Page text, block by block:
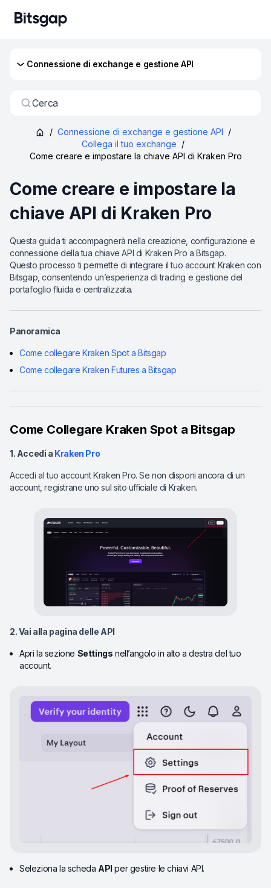
Сonnessione di exchange e gestione API
Cerca
/ Сonnessione di exchange e gestione API /
Collega il tuo exchange /
Come creare e impostare la chiave API di Kraken Pro
Come creare e impostare la
chiave API di Kraken Pro
Questa guida ti accompagnerà nella creazione, configurazione e
connessione della tua chiave API di Kraken Pro a Bitsgap.
Questo processo ti permette di integrare il tuo account Kraken con
Bitsgap, consentendo un’esperienza di trading e gestione del
portafoglio fluida e centralizzata.
Panoramica
Come collegare Kraken Spot a Bitsgap
Come collegare Kraken Futures a Bitsgap
Come Collegare Kraken Spot a Bitsgap
1. Accedi a Kraken Pro
Accedi al tuo account Kraken Pro. Se non disponi ancora di un
account, registrane uno sul sito ufficiale di Kraken.
2. Vai alla pagina delle API
Apri la sezione Settings nell’angolo in alto a destra del tuo
account.
Seleziona la scheda API per gestire le chiavi API.